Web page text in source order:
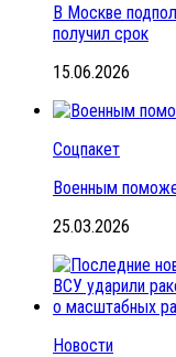
В Москве
получил срок
15.06.2026
Соцпакет
Военным
25.03.2026
Новости